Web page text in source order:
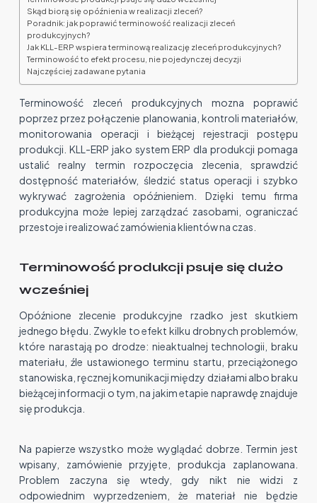
Skąd biorą się opóźnienia w realizacji zleceń?
Poradnik: jak poprawić terminowość realizacji zleceń
produkcyjnych?
Jak KLL-ERP wspiera terminową realizację zleceń produkcyjnych?
Terminowość to efekt procesu, nie pojedynczej decyzji
Najczęściej zadawane pytania
Terminowość zleceń produkcyjnych mozna poprawić
poprzez przez połączenie planowania, kontroli materiałów,
monitorowania operacji i bieżącej rejestracji postępu
produkcji. KLL-ERP jako system ERP dla produkcji pomaga
ustalić realny termin rozpoczęcia zlecenia, sprawdzić
dostępność materiałów, śledzić status operacji i szybko
wykrywać zagrożenia opóźnieniem. Dzięki temu firma
produkcyjna może lepiej zarządzać zasobami, ograniczać
przestoje i realizować zamówienia klientów na czas.
Terminowość produkcji psuje się dużo
wcześniej
Opóźnione zlecenie produkcyjne rzadko jest skutkiem
jednego błędu. Zwykle to efekt kilku drobnych problemów,
które narastają po drodze: nieaktualnej technologii, braku
materiału, źle ustawionego terminu startu, przeciążonego
stanowiska, ręcznej komunikacji między działami albo braku
bieżącej informacji o tym, na jakim etapie naprawdę znajduje
się produkcja.
Na papierze wszystko może wyglądać dobrze. Termin jest
wpisany, zamówienie przyjęte, produkcja zaplanowana.
Problem zaczyna się wtedy, gdy nikt nie widzi z
odpowiednim wyprzedzeniem, że materiał nie będzie